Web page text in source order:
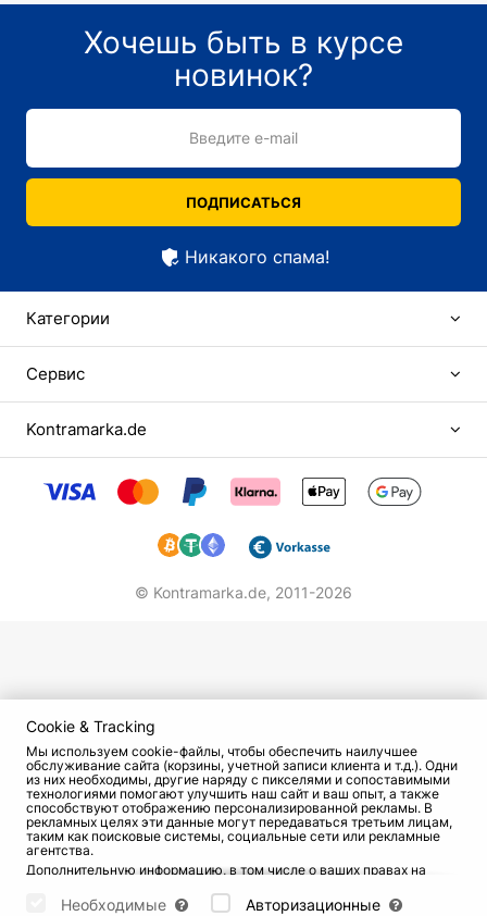
Хочешь быть в курсе
новинок?
Введите e-mail
ПОДПИСАТЬСЯ
Никакого спама!
Категории
Сервис
Kontramarka.de
© Kontramarka.de, 2011-2026
Cookie & Tracking
Мы используем cookie-файлы, чтобы обеспечить наилучшее
обслуживание сайта (корзины, учетной записи клиента и т.д.). Одни
из них необходимы, другие наряду с пикселями и сопоставимыми
технологиями помогают улучшить наш сайт и ваш опыт, а также
способствуют отображению персонализированной рекламы. В
рекламных целях эти данные могут передаваться третьим лицам,
таким как поисковые системы, социальные сети или рекламные
агентства.
Дополнительную информацию, в том числе о ваших правах на
странице AGB
Необходимые Авторизационные